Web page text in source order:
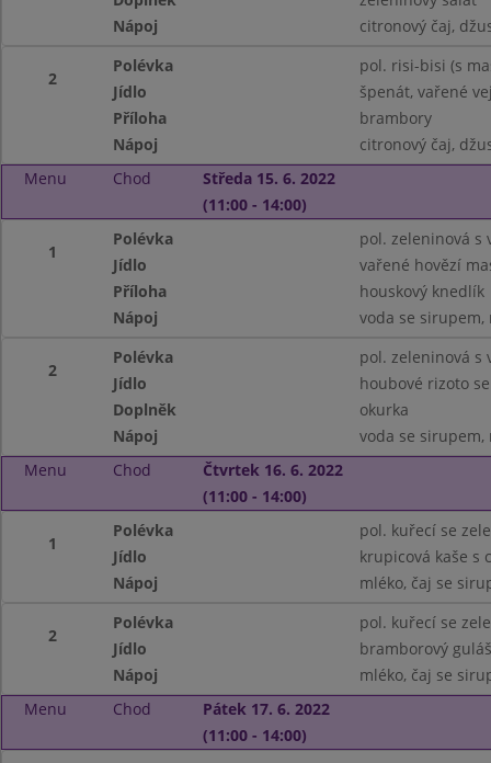
Nápoj
citronový čaj,
2
Polévka
pol. risi-bisi (s
Jídlo
špenát, vařené
Příloha
brambory
Nápoj
citronový čaj,
Menu
Chod
Středa 15. 6. 2022
(11:00 - 14:00)
1
Polévka
pol. zeleninová s
Jídlo
vařené hovězí
Příloha
houskový knedlík
Nápoj
voda se
2
Polévka
pol. zeleninová s
Jídlo
houbové rizoto
Doplněk
okurka
Nápoj
voda se
Menu
Chod
Čtvrtek 16. 6. 2022
(11:00 - 14:00)
1
Polévka
pol. kuřecí se
Jídlo
krupicová kaše s
Nápoj
mléko, čaj se
2
Polévka
pol. kuřecí se
Jídlo
bramborový
Nápoj
mléko, čaj se
Menu
Chod
Pátek 17. 6. 2022
(11:00 - 14:00)